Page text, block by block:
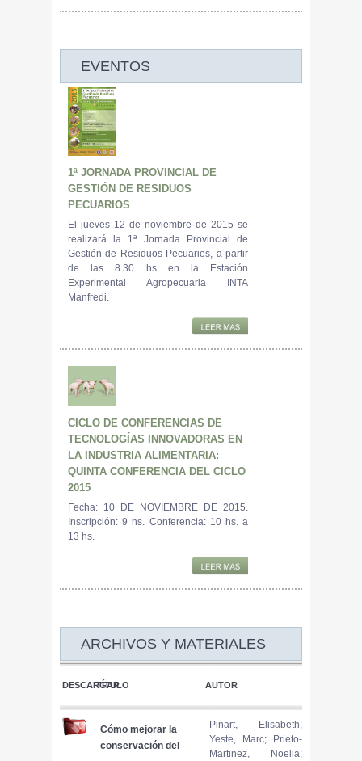
EVENTOS
1ª JORNADA PROVINCIAL DE
GESTIÓN DE RESIDUOS
PECUARIOS
El jueves 12 de noviembre de 2015 se
realizará la 1ª Jornada Provincial de
Gestión de Residuos Pecuarios, a partir
de las 8.30 hs en la Estación
Experimental Agropecuaria INTA
Manfredi.
CICLO DE CONFERENCIAS DE
TECNOLOGÍAS INNOVADORAS EN
LA INDUSTRIA ALIMENTARIA:
QUINTA CONFERENCIA DEL CICLO
2015
Fecha: 10 DE NOVIEMBRE DE 2015.
Inscripción: 9 hs. Conferencia: 10 hs. a
13 hs.
ARCHIVOS Y MATERIALES
DESCARGAR
TÍTULO AUTOR
Cómo mejorar la
conservación del
Pinart, Elisabeth;
Yeste, Marc; Prieto-
Martinez, Noelia;